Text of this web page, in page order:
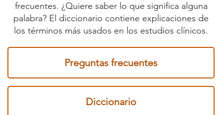
frecuentes. ¿Quiere saber lo que significa alguna
palabra? El diccionario contiene explicaciones de
los términos más usados en los estudios clínicos.
Preguntas frecuentes
Diccionario